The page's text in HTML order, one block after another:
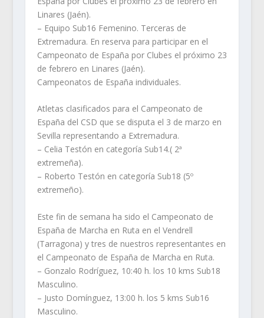
Linares (Jaén).
– Equipo Sub16 Femenino. Terceras de
Extremadura. En reserva para participar en el
Campeonato de España por Clubes el próximo 23
de febrero en Linares (Jaén).
Campeonatos de España individuales.
Atletas clasificados para el Campeonato de
España del CSD que se disputa el 3 de marzo en
Sevilla representando a Extremadura.
– Celia Testón en categoría Sub14.( 2ª
extremeña).
– Roberto Testón en categoría Sub18 (5º
extremeño).
Este fin de semana ha sido el Campeonato de
España de Marcha en Ruta en el Vendrell
(Tarragona) y tres de nuestros representantes en
el Campeonato de España de Marcha en Ruta.
– Gonzalo Rodríguez, 10:40 h. los 10 kms Sub18
Masculino.
– Justo Domínguez, 13:00 h. los 5 kms Sub16
Masculino.